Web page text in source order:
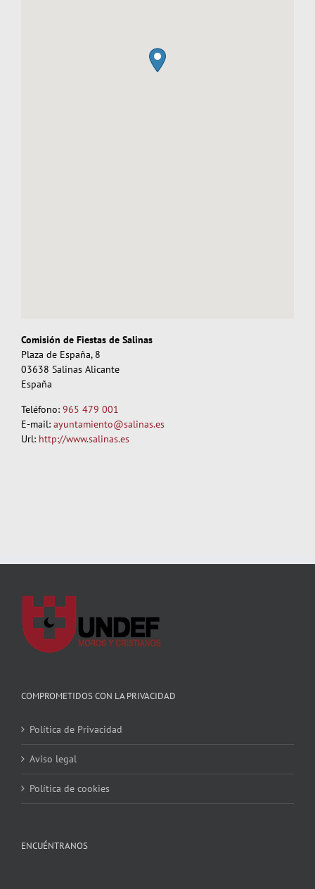
Comisión de Fiestas de Salinas
Plaza de España, 8
03638 Salinas Alicante
España
Teléfono: 965 479 001
E-mail: ayuntamiento@salinas.es
Url: http://www.salinas.es
COMPROMETIDOS CON LA PRIVACIDAD
Política de Privacidad
Aviso legal
Política de cookies
ENCUÉNTRANOS